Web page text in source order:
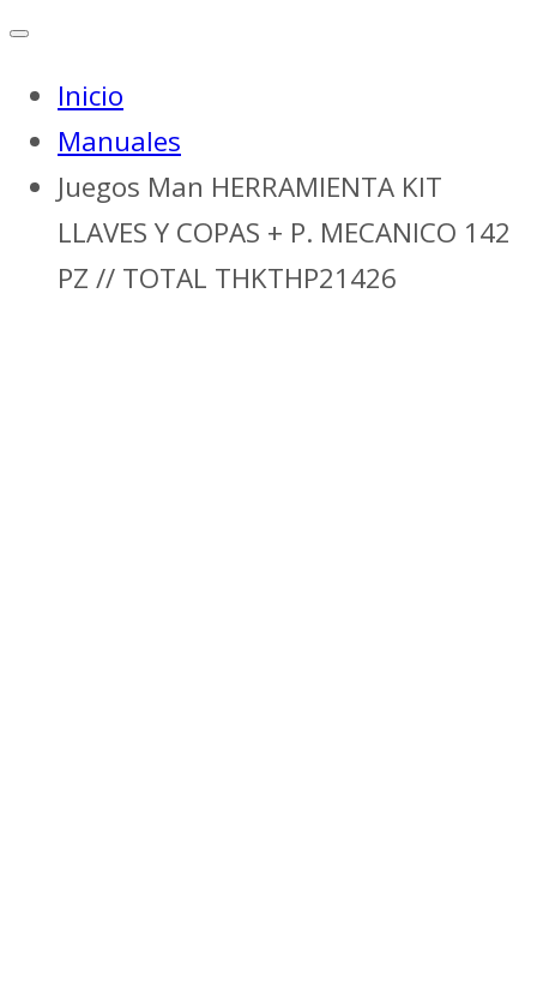
Inicio
Manuales
Juegos Man HERRAMIENTA KIT
LLAVES Y COPAS + P. MECANICO 142
PZ // TOTAL THKTHP21426